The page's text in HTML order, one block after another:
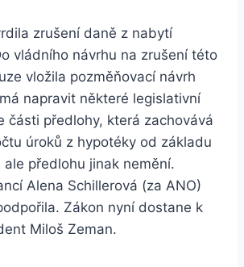
zrušení daně z nabytí
vládního návrhu na zrušení této
vložila pozměňovací návrh
napravit některé legislativní
části předlohy, která zachovává
úroků z hypotéky od základu
ale předlohu jinak nemění.
Alena Schillerová (za ANO)
Zákon nyní dostane k
Miloš Zeman.